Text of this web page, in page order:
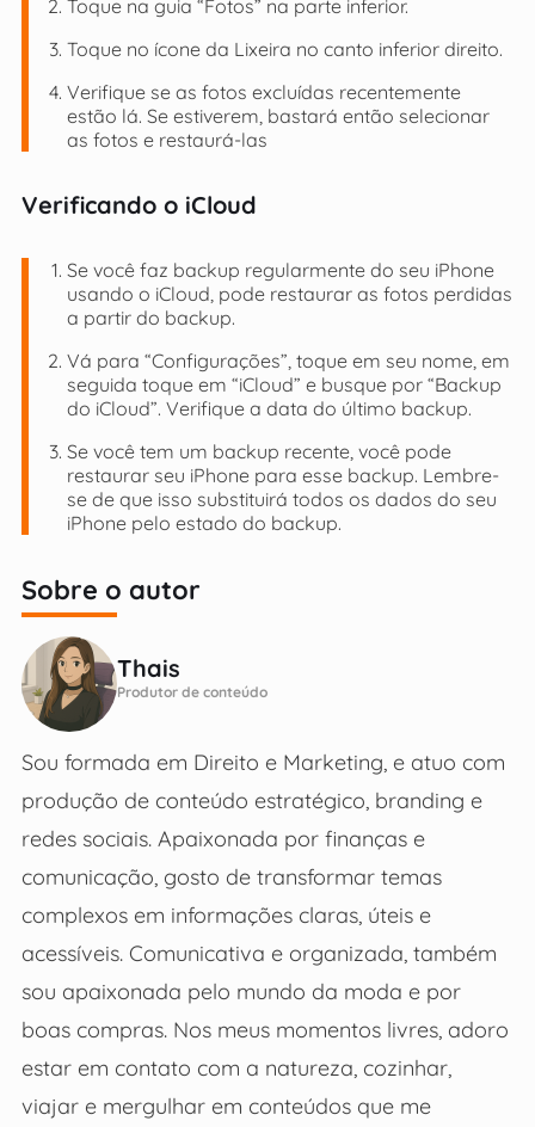
Toque na guia “Fotos” na parte inferior.
Toque no ícone da Lixeira no canto inferior direito.
Verifique se as fotos excluídas recentemente
estão lá. Se estiverem, bastará então selecionar
as fotos e restaurá-las
Verificando o iCloud
Se você faz backup regularmente do seu iPhone
usando o iCloud, pode restaurar as fotos perdidas
a partir do backup.
Vá para “Configurações”, toque em seu nome, em
seguida toque em “iCloud” e busque por “Backup
do iCloud”. Verifique a data do último backup.
Se você tem um backup recente, você pode
restaurar seu iPhone para esse backup. Lembre-
se de que isso substituirá todos os dados do seu
iPhone pelo estado do backup.
Sobre o autor
Thais
Produtor de conteúdo
Sou formada em Direito e Marketing, e atuo com
produção de conteúdo estratégico, branding e
redes sociais. Apaixonada por finanças e
comunicação, gosto de transformar temas
complexos em informações claras, úteis e
acessíveis. Comunicativa e organizada, também
sou apaixonada pelo mundo da moda e por
boas compras. Nos meus momentos livres, adoro
estar em contato com a natureza, cozinhar,
viajar e mergulhar em conteúdos que me